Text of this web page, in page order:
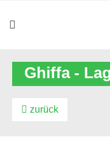
Ghiffa -
zurück